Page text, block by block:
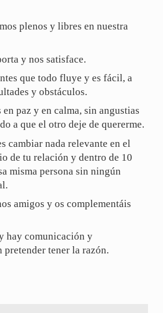
plenos y libres en nuestra
y nos satisface.
que todo fluye y es fácil, a
y obstáculos.
en paz y en calma, sin angustias
a que el otro deje de quererme.
cambiar nada relevante en el
de tu relación y dentro de 10
misma persona sin ningún
amigos y os complementáis
hay comunicación y
pretender tener la razón.